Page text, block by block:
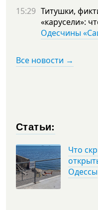
15:29 Титушки,
«карусели»:
Одесчины
Все новости →
Статьи:
Что
Одессы